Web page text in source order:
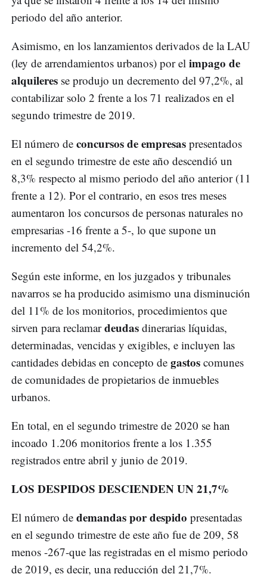
periodo del año anterior.
Asimismo, en los lanzamientos derivados de la LAU
(ley de arrendamientos urbanos) por el impago de
alquileres se produjo un decremento del 97,2%, al
contabilizar solo 2 frente a los 71 realizados en el
segundo trimestre de 2019.
El número de concursos de empresas presentados
en el segundo trimestre de este año descendió un
8,3% respecto al mismo periodo del año anterior (11
frente a 12). Por el contrario, en esos tres meses
aumentaron los concursos de personas naturales no
empresarias -16 frente a 5-, lo que supone un
incremento del 54,2%.
Según este informe, en los juzgados y tribunales
navarros se ha producido asimismo una disminución
del 11% de los monitorios, procedimientos que
sirven para reclamardeudas dinerarias líquidas,
determinadas, vencidas y exigibles, e incluyen las
cantidades debidas en concepto de gastos comunes
de comunidades de propietarios de inmuebles
urbanos.
En total, en el segundo trimestre de 2020 se han
incoado 1.206 monitorios frente a los 1.355
registrados entre abril y junio de 2019.
LOS DESPIDOS DESCIENDEN UN 21,7%
El número de demandas por despido presentadas
en el segundo trimestre de este año fue de 209, 58
menos -267-que las registradas en el mismo periodo
de 2019, es decir, una reducción del 21,7%.